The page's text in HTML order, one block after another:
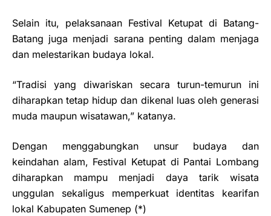
Selain itu, pelaksanaan Festival Ketupat di Batang-
Batang juga menjadi sarana penting dalam menjaga
dan melestarikan budaya lokal.
“Tradisi yang diwariskan secara turun-temurun ini
diharapkan tetap hidup dan dikenal luas oleh generasi
muda maupun wisatawan,” katanya.
Dengan menggabungkan unsur budaya dan
keindahan alam, Festival Ketupat di Pantai Lombang
diharapkan mampu menjadi daya tarik wisata
unggulan sekaligus memperkuat identitas kearifan
lokal Kabupaten Sumenep (*)